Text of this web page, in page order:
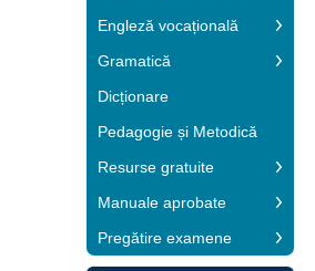
Engleză vocațională
Gramatică
Dicționare
Pedagogie și Metodică
Resurse gratuite
Manuale aprobate
Pregătire examene